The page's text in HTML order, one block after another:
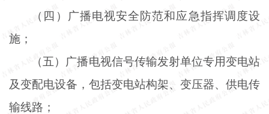
（四）广播电视安全防范和应急指挥调度设
施；
（五）广播电视信号传输发射单位专用变电站
及变配电设备，包括变电站构架、变压器、供电传
输线路；